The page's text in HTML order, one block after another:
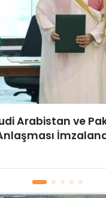
Arabistan ve